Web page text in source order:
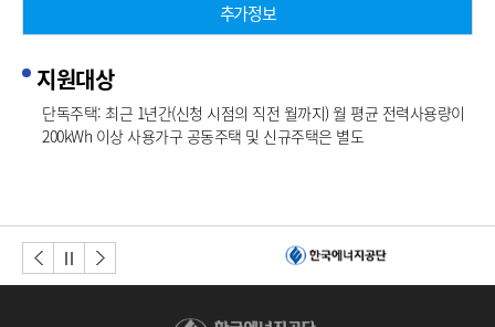
추가정보
지 지원대상
단독주택: 최근 1년간(신청 시점의 직전 월까지) 월 평균 전력사용량이
200kWh 이상 사용가구 공동주택 및 신규주택은 별도
정지